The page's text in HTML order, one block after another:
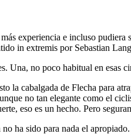
experiencia e incluso
in extremis por Sebastian
Una, no poco habitual en esas
la cabalgada de Flecha para
no tan elegante como el
eso es un hecho. Pero
ha sido para nada el